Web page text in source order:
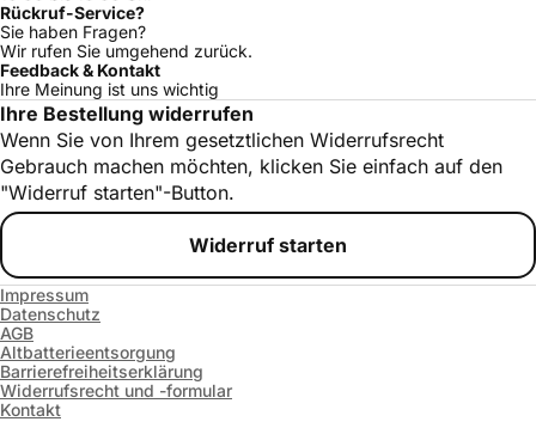
Rückruf-Service?
Sie haben Fragen?
Wir rufen Sie umgehend zurück.
Feedback & Kontakt
Ihre Meinung ist uns wichtig
Ihre Bestellung widerrufen
Wenn Sie von Ihrem gesetztlichen Widerrufsrecht
Gebrauch machen möchten, klicken Sie einfach auf den
"Widerruf starten"-Button.
Widerruf starten
Impressum
Datenschutz
AGB
Altbatterieentsorgung
Barrierefreiheitserklärung
Widerrufsrecht und -formular
Kontakt